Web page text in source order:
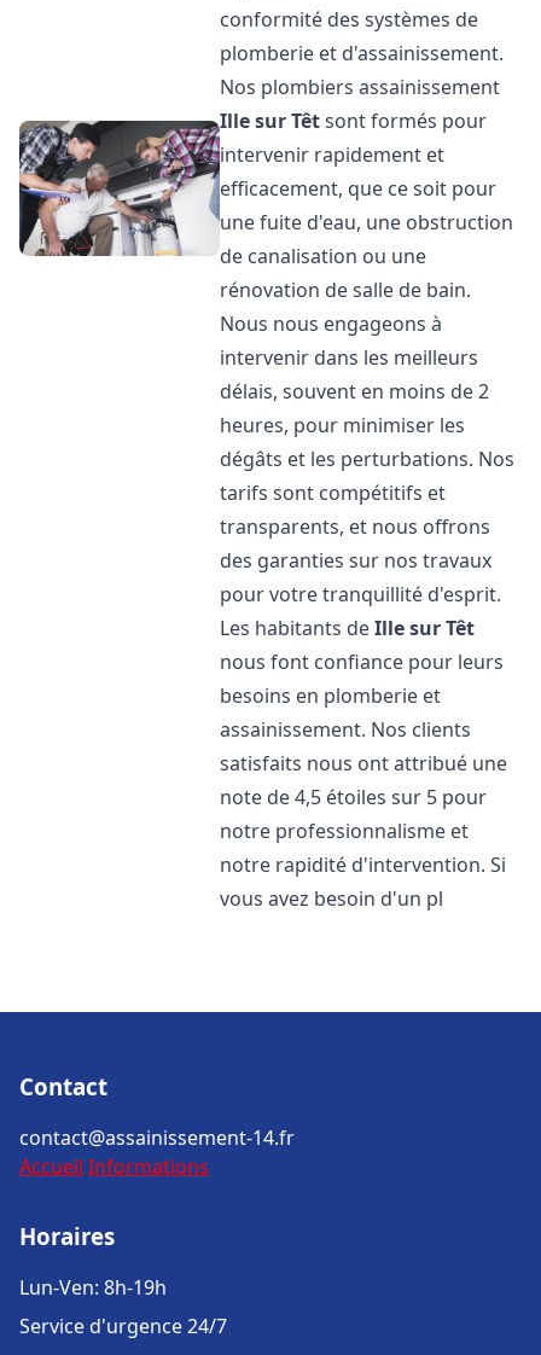
conformité des systèmes de
plomberie et d'assainissement.
Nos plombiers assainissement
Ille sur Têtsont formés pour
intervenir rapidement et
efficacement, que ce soit pour
une fuite d'eau, une obstruction
de canalisation ou une
rénovation de salle de bain.
Nous nous engageons à
intervenir dans les meilleurs
délais, souvent en moins de 2
heures, pour minimiser les
dégâts et les perturbations. Nos
tarifs sont compétitifs et
transparents, et nous offrons
des garanties sur nos travaux
pour votre tranquillité d'esprit.
Les habitants deIlle sur Têt
nous font confiance pour leurs
besoins en plomberie et
assainissement. Nos clients
satisfaits nous ont attribué une
note de 4,5 étoiles sur 5 pour
notre professionnalisme et
notre rapidité d'intervention. Si
vous avez besoin d'un pl
Contact
contact@assainissement-14.fr
Accueil Informations
Horaires
Lun-Ven: 8h-19h
Service d'urgence 24/7